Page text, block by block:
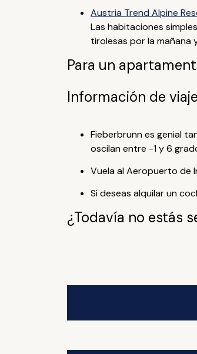
Austria Trend Alpine
Las habitaciones
tirolesas por la mañana
Para un
Información de viaje
Fieberbrunn es genial
oscilan entre -1 y 6
Vuela al Aeropuerto de
Si deseas alquilar un
¿Todavía no estás